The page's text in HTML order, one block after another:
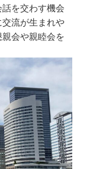
を交わす機会
流が生まれや
会や親睦会を